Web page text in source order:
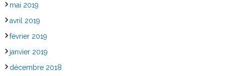
mai 2019
avril 2019
février 2019
janvier 2019
décembre 2018